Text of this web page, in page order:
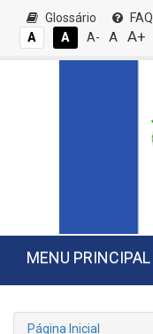
Glossário FAQ
A
A A- A A+
MENU PRINCIPAL
Página Inicial